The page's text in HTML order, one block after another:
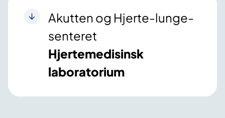
Akutten og Hjerte-lunge-
senteret
Hjertemedisinsk
laboratorium